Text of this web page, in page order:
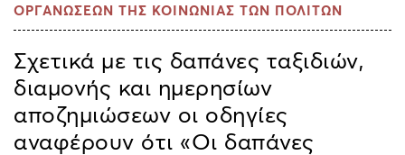
ΟΡΓΑΝΩΣΕΩΝ ΤΗΣ ΚΟΙΝΩΝΙΑΣ ΤΩΝ ΠΟΛΙΤΩΝ
Σχετικά με τις δαπάνες ταξιδιών,
διαμονής και ημερησίων
αποζημιώσεων οι οδηγίες
αναφέρουν ότι «Οι δαπάνες